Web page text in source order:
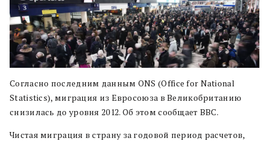
Согласно последним данным ONS (Office for National
Statistics), миграция из Евросоюза в Великобританию
снизилась до уровня 2012. Об этом сообщает BBC.
Чистая миграция в страну за годовой период расчетов,